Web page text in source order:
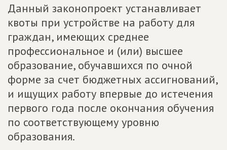
Данный законопроект устанавливает
квоты при устройстве на работу для
граждан, имеющих среднее
профессиональное и (или) высшее
образование, обучавшихся по очной
форме за счет бюджетных ассигнований,
и ищущих работу впервые до истечения
первого года после окончания обучения
по соответствующему уровню
образования.